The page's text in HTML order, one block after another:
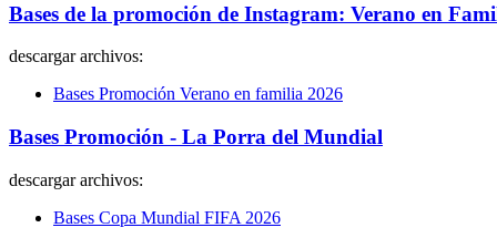
Bases de la promoción de Instagram: Verano en
descargar archivos:
Bases Promoción Verano en familia 2026
Bases Promoción - La Porra del Mundial
descargar archivos:
Bases Copa Mundial FIFA 2026